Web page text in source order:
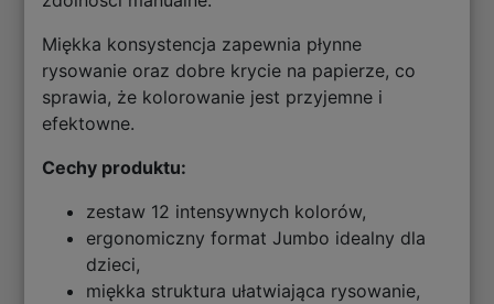
Miękka konsystencja zapewnia płynne
rysowanie oraz dobre krycie na papierze, co
sprawia, że kolorowanie jest przyjemne i
efektowne.
Cechy produktu:
zestaw 12 intensywnych kolorów,
ergonomiczny format Jumbo idealny dla
dzieci,
miękka struktura ułatwiająca rysowanie,